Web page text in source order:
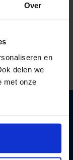
Over
en
delen we
met onze